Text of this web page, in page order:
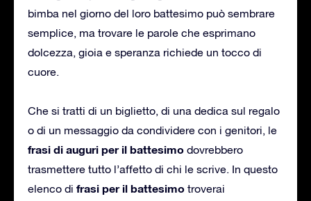
bimba nel giorno del loro battesimo può sembrare
semplice, ma trovare le parole che esprimano
dolcezza, gioia e speranza richiede un tocco di
cuore.
Che si tratti di un biglietto, di una dedica sul regalo
o di un messaggio da condividere con i genitori, le
frasi di auguri per il battesimo dovrebbero
trasmettere tutto l’affetto di chi le scrive. In questo
elenco di frasi per il battesimo troverai